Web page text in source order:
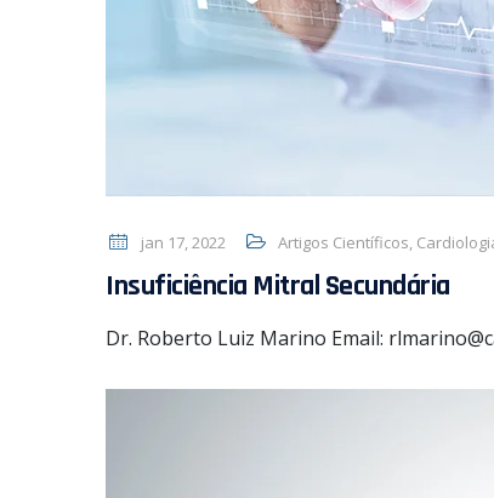
jan 17, 2022 Artigos Científicos,
Insuficiência Mitral Secundária
Dr. Roberto Luiz Marino Email: